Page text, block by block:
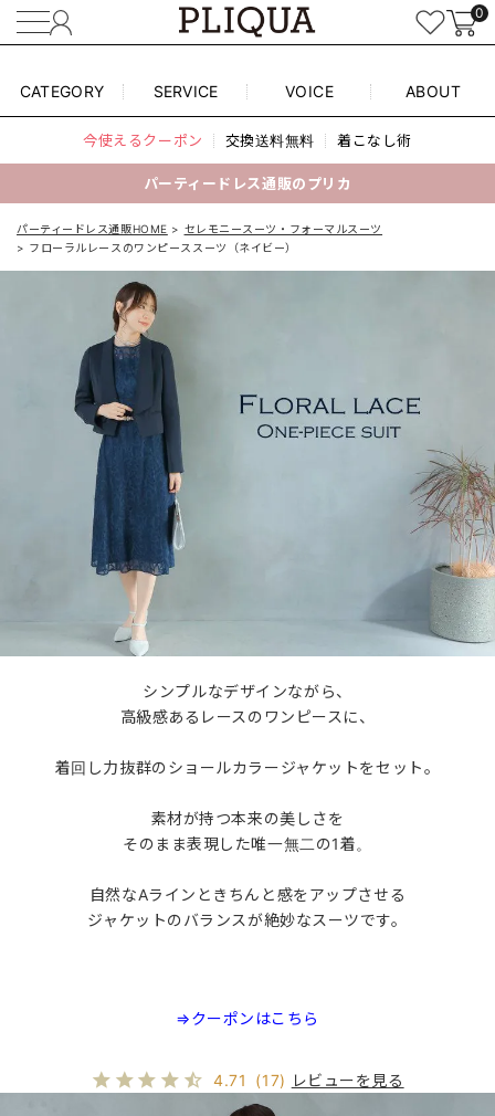
0
CATEGORY SERVICE VOICE ABOUT
今使えるクーポン 交換送料無料 着こなし術
パーティードレス通販のプリカ
パーティードレス通販HOME
セレモニースーツ・フォーマルスーツ
フローラルレースのワンピーススーツ（ネイビー）
シンプルなデザインながら、
高級感あるレースのワンピースに、
着回し力抜群のショールカラージャケットをセット。
素材が持つ本来の美しさを
そのまま表現した唯一無二の1着。
自然なAラインときちんと感をアップさせる
ジャケットのバランスが絶妙なスーツです。
⇒クーポンはこちら
4.71 (17) レビューを見る